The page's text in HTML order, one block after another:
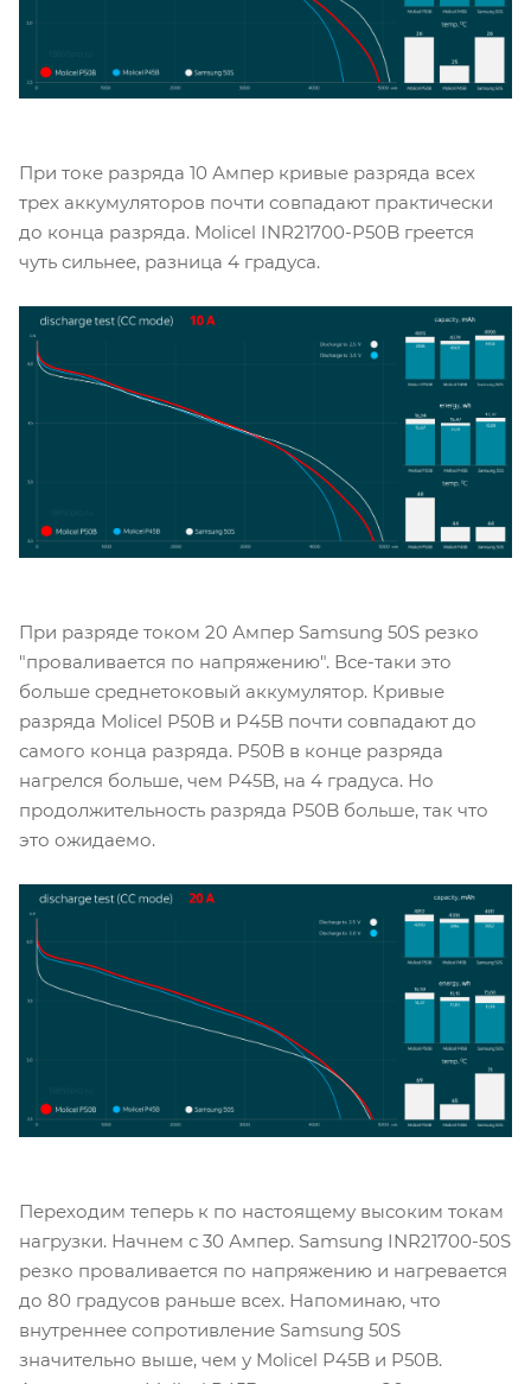
При токе разряда 10 Ампер кривые разряда всех
трех аккумуляторов почти совпадают практически
до конца разряда. Molicel INR21700-P50B греется
чуть сильнее, разница 4 градуса.
При разряде током 20 Ампер Samsung 50S резко
"проваливается по напряжению". Все-таки это
больше среднетоковый аккумулятор. Кривые
разряда Molicel P50B и P45B почти совпадают до
самого конца разряда. P50B в конце разряда
нагрелся больше, чем P45B, на 4 градуса. Но
продолжительность разряда P50B больше, так что
это ожидаемо.
Переходим теперь к по настоящему высоким токам
нагрузки. Начнем с 30 Ампер. Samsung INR21700-50S
резко проваливается по напряжению и нагревается
до 80 градусов раньше всех. Напоминаю, что
внутреннее сопротивление Samsung 50S
значительно выше, чем у Molicel P45B и P50B.